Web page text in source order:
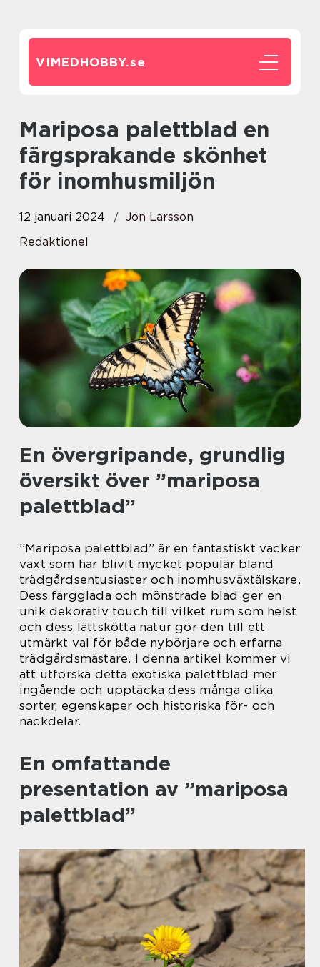
VIMEDHOBBY.se
Mariposa palettblad en
färgsprakande skönhet
för inomhusmiljön
12 januari 2024
Jon Larsson
Redaktionel
En övergripande, grundlig
översikt över ”mariposa
palettblad”
”Mariposa palettblad” är en fantastiskt vacker
växt som har blivit mycket populär bland
trädgårdsentusiaster och inomhusväxtälskare.
Dess färgglada och mönstrade blad ger en
unik dekorativ touch till vilket rum som helst
och dess lättskötta natur gör den till ett
utmärkt val för både nybörjare och erfarna
trädgårdsmästare. I denna artikel kommer vi
att utforska detta exotiska palettblad mer
ingående och upptäcka dess många olika
sorter, egenskaper och historiska för- och
nackdelar.
En omfattande
presentation av ”mariposa
palettblad”